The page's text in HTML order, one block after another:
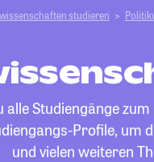
studieren
Studiengänge zum
Profile, um
und vielen weiteren